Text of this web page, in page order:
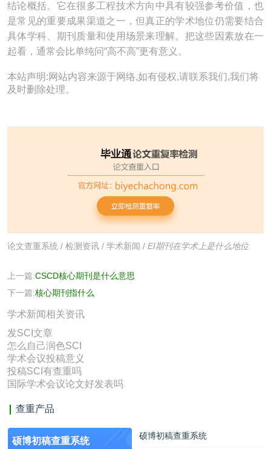
结论概括。它在很多工程技术方向中具有较强参考价值，也
是常见的重要成果渠道之一，但真正的学术地位仍需要结合
具体学科、期刊质量和使用场景来理解。把这些因素放在一
起看，通常会比单纯问“高不高”更有意义。
本站声明:网站内容来源于网络,如有侵权,请联系我们,我们将
及时删除处理。
论文查重系统 / 检测资讯 / 学术新闻 / EI期刊在学术上是什么地位
上一篇:CSCD核心期刊是什么意思
下一篇:核心期刊指什么
学术新闻相关资讯
发SCI文章
怎么自己润色SCI
学术会议投稿意义
投稿SCI有查重吗
国际学术会议论文好发表吗
查重产品
硕博初稿查重系统 硕博初稿查重系统